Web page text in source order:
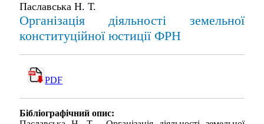
Паславська Н. Т.
Організація діяльності земельної
конституційної юстиції ФРН
PDF
Бібліографічний опис: